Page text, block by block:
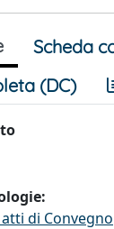
Scheda
(DC)
di Convegno